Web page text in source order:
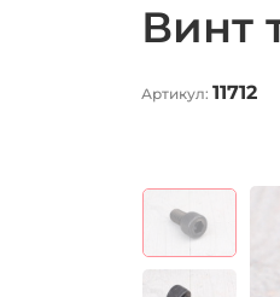
Винт
Артикул: 11712